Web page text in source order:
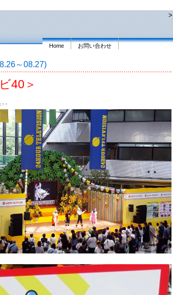
>
Home お問い合わせ
～08.27)
40 ＞
！！